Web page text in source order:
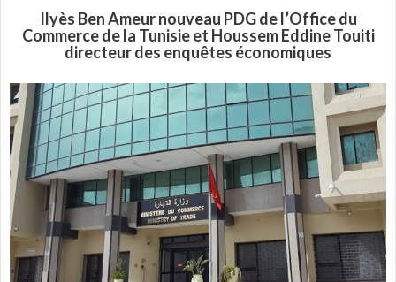
Ilyès Ben Ameur nouveau PDG de l’Office du
Commerce de la Tunisie et Houssem Eddine Touiti
directeur des enquêtes économiques